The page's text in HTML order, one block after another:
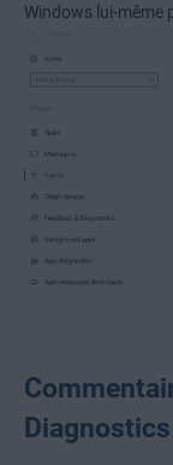
Windows lui-même